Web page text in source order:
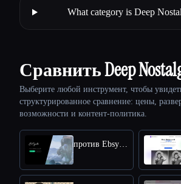
What category is Deep
Сравнить Deep
Выберите любой инструмент, чтобы
структурированное сравнение: цены,
возможности и контент-политика.
против Ebsynth